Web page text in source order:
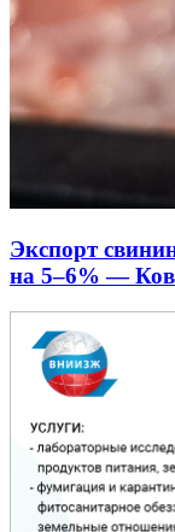
Экспорт
на 5–6% —